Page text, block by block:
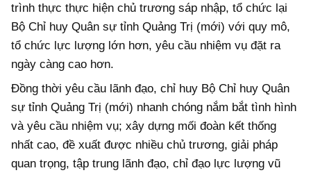
trình thực thực hiện chủ trương sáp nhập, tổ chức lại
Bộ Chỉ huy Quân sự tỉnh Quảng Trị (mới) với quy mô,
tổ chức lực lượng lớn hơn, yêu cầu nhiệm vụ đặt ra
ngày càng cao hơn.
Đồng thời yêu cầu lãnh đạo, chỉ huy Bộ Chỉ huy Quân
sự tỉnh Quảng Trị (mới) nhanh chóng nắm bắt tình hình
và yêu cầu nhiệm vụ; xây dựng mối đoàn kết thống
nhất cao, đề xuất được nhiều chủ trương, giải pháp
quan trọng, tập trung lãnh đạo, chỉ đạo lực lượng vũ